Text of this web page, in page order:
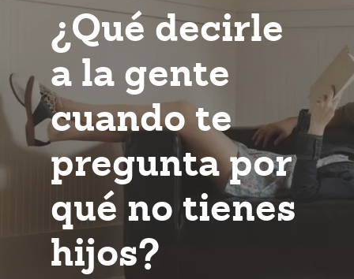
¿Qué decirle
a la gente
cuando te
pregunta por
qué no tienes
hijos?